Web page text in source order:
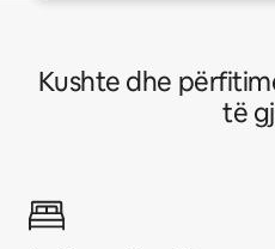
Kushte dhe
të